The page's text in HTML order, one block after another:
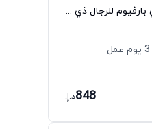
لا فينيس بور هوم أو دي بارفيوم للرجال ذي ميرشنت أوف فينيس
848د.إ.